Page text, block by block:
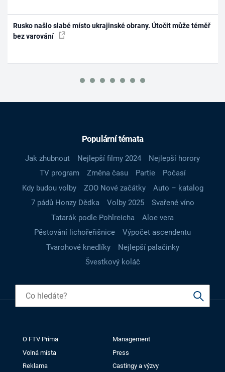
Rusko našlo slabé místo ukrajinské obrany. Útočit může téměř
bez varování
Populární témata
Jak zhubnout Nejlepší filmy 2024
Nejlepší horory
TV program
Změna času Partie
Počasí
Kdy budou volby
ZOO Nové začátky
Auto – katalog
7 pádů Honzy Dědka
Volby 2025
Svařené víno
Tatarák podle Pohlreicha
Aloe vera
Pěstování lichořeřišnice
Výpočet ascendentu
Tvarohové knedlíky
Nejlepší palačinky
Švestkový koláč
O FTV Prima
Management
Volná místa
Press
Reklama
Castingy a výzvy